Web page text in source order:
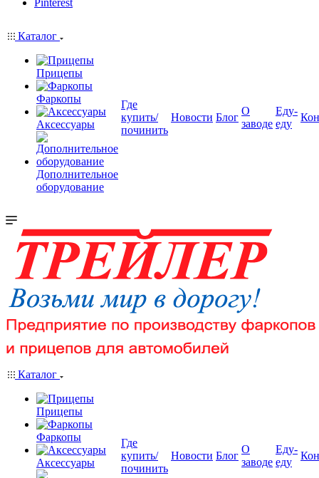
Pinterest
Каталог
Прицепы
Фаркопы
Аксессуары
Дополнительное
оборудование
Где
купить/
починить
Новости Блог
О
заводе
Еду-
еду
Каталог
Прицепы
Фаркопы
Аксессуары
Где
купить/
починить
Новости Блог
О
заводе
Еду-
еду